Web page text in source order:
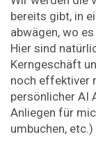
bereits gibt, in
abwägen, wo
Hier sind
Kerngeschäft
noch effektiver
persönlicher AI
Anliegen für
umbuchen, etc.)